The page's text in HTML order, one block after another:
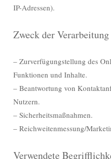
IP-Adressen).
Zweck der Verarbeitung
– Zurverfügungstellung des
Funktionen und Inhalte.
– Beantwortung von
Nutzern.
– Sicherheitsmaßnahmen.
– Reichweitenmessung/
Verwendete